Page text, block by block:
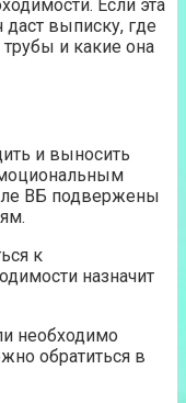
Если эта
даст выписку, где
и какие она
и выносить
ВБ подвержены
к
назначит
необходимо
обратиться в